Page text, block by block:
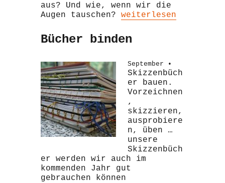
aus? Und wie, wenn wir die
Augen tauschen? „AugenBlick“
weiterlesen
Bücher binden
September •
Skizzenbüch
er bauen.
Vorzeichnen
,
skizzieren,
ausprobiere
n, üben …
unsere
Skizzenbüch
er werden wir auch im
kommenden Jahr gut
gebrauchen können